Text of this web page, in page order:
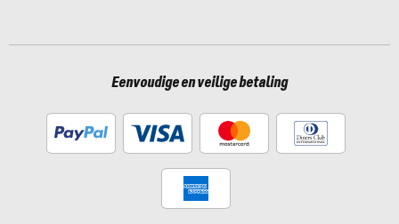
Eenvoudige en veilige betaling